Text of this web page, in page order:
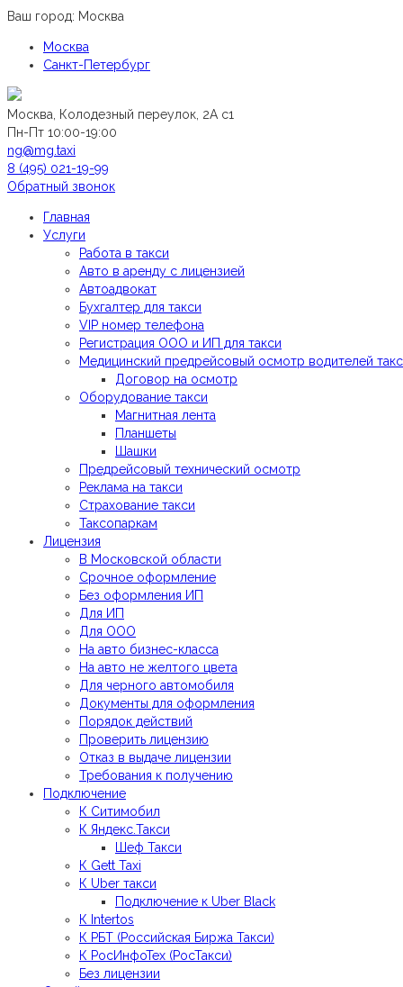
Ваш город: Москва
Москва
Санкт-Петербург
Москва, Колодезный переулок, 2А с1
Пн-Пт 10:00-19:00
ng@mg.taxi
8 (495) 021-19-99
Обратный звонок
Главная
Услуги
Работа в такси
Авто в аренду с лицензией
Автоадвокат
Бухгалтер для такси
VIP номер телефона
Регистрация ООО и ИП для такси
Медицинский предрейсовый осмотр водителей
Договор на осмотр
Оборудование такси
Магнитная лента
Планшеты
Шашки
Предрейсовый технический осмотр
Реклама на такси
Страхование такси
Таксопаркам
Лицензия
В Московской области
Срочное оформление
Без оформления ИП
Для ИП
Для ООО
На авто бизнес-класса
На авто не желтого цвета
Для черного автомобиля
Документы для оформления
Порядок действий
Проверить лицензию
Отказ в выдаче лицензии
Требования к получению
Подключение
К Ситимобил
К Яндекс.Такси
Шеф Такси
К Gett Taxi
К Uber такси
Подключение к Uber Black
К Intertos
К РБТ (Российская Биржа Такси)
К РосИнфоТех (РосТакси)
Без лицензии